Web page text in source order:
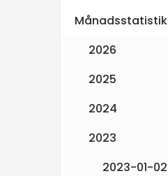
pMånadsstatistik
2026
2025
2024
2023
2023-01-02